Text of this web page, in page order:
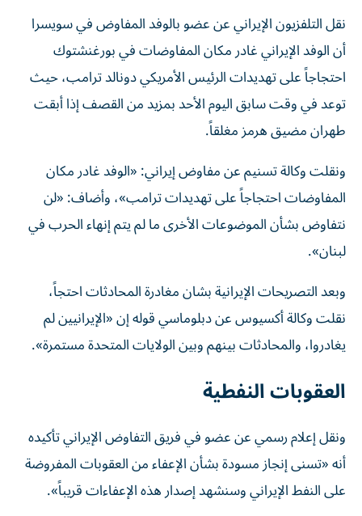
نقل التلفزيون الإيراني عن عضو بالوفد المفاوض في سويسرا
أن الوفد الإيراني غادر مكان المفاوضات في بورغنشتوك
احتجاجاً على تهديدات الرئيس الأمريكي دونالد ترامب، حيث
توعد في وقت سابق اليوم الأحد بمزيد من القصف إذا أبقت
طهران مضيق هرمز مغلقاً.
ونقلت وكالة تسنيم عن مفاوض إيراني: «الوفد غادر مكان
المفاوضات احتجاجاً على تهديدات ترامب»، وأضاف: «لن
نتفاوض بشأن الموضوعات الأخرى ما لم يتم إنهاء الحرب في
لبنان».
وبعد التصريحات الإيرانية بشان مغادرة المحادثات احتجاً،
نقلت وكالة أكسيوس عن دبلوماسي قوله إن «الإيرانيين لم
يغادروا، والمحادثات بينهم وبين الولايات المتحدة مستمرة».
العقوبات النفطية
ونقل إعلام رسمي عن عضو في فريق التفاوض الإيراني تأكيده
أنه «تسنى إنجاز مسودة بشأن الإعفاء من العقوبات المفروضة
على النفط الإيراني وسنشهد إصدار هذه الإعفاءات قريباً».